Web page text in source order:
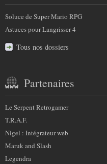
Soluce de Super Mario RPG
Astuces pour Langrisser 4
Tous nos dossiers
Partenaires
Le Serpent Retrogamer
T.R.A.F.
Nigel : Intégrateur web
Maruk and Slash
Legendra